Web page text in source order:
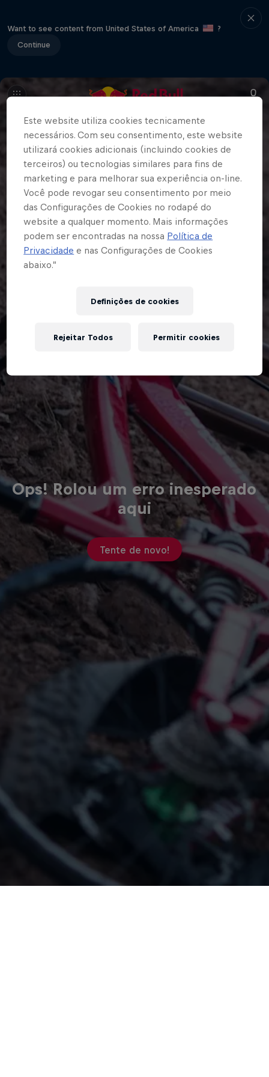
Want to see content from United States of America
?
Continue
Ops! Rolou um erro inesperado
aqui
Tente de novo!
Este website utiliza cookies tecnicamente
necessários. Com seu consentimento, este website
utilizará cookies adicionais (incluindo cookies de
terceiros) ou tecnologias similares para fins de
marketing e para melhorar sua experiência on-line.
Você pode revogar seu consentimento por meio
das Configurações de Cookies no rodapé do
website a qualquer momento. Mais informações
podem ser encontradas na nossa Política de
Privacidade e nas Configurações de Cookies
abaixo.”
Definições de cookies
Rejeitar Todos Permitir cookies